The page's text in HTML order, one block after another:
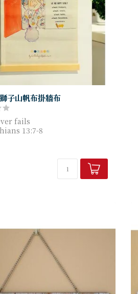
子山帆布掛牆布
fails
13:7-8